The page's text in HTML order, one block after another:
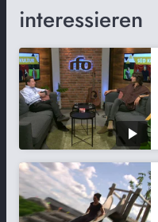
interessieren